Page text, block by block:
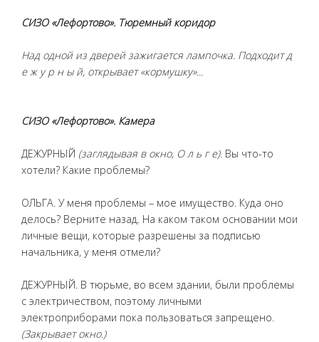
СИЗО «Лефортово». Тюремный коридор
Над одной из дверей зажигается лампочка. Подходит д
е ж у р н ы й, открывает «кормушку»...
СИЗО «Лефортово». Камера
ДЕЖУРНЫЙ (заглядывая в окно, О л ь г е). Вы что-то
хотели? Какие проблемы?
ОЛЬГА. У меня проблемы – мое имущество. Куда оно
делось? Верните назад. На каком таком основании мои
личные вещи, которые разрешены за подписью
начальника, у меня отмели?
ДЕЖУРНЫЙ. В тюрьме, во всем здании, были проблемы
с электричеством, поэтому личными
электроприборами пока пользоваться запрещено.
(Закрывает окно.)